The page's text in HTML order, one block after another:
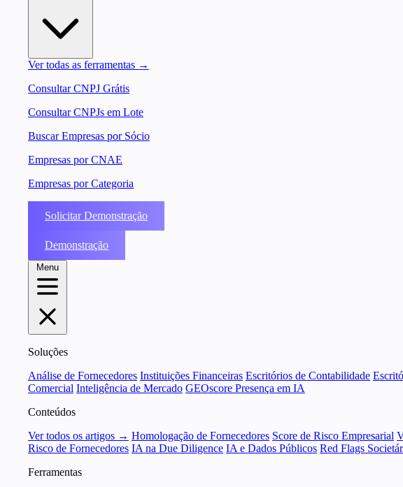
Ver todas as ferramentas →
Consultar CNPJ Grátis
Consultar CNPJs em Lote
Buscar Empresas por Sócio
Empresas por CNAE
Empresas por Categoria
Solicitar Demonstração
Demonstração
Menu
Soluções
Análise de Fornecedores Instituições Financeiras Escritórios de Contabilidade
Comercial Inteligência de Mercado GEOscore Presença em IA
Conteúdos
Ver todos os artigos → Homologação de Fornecedores Score de Risco Empresarial
Risco de Fornecedores IA na Due Diligence IA e Dados Públicos Red Flags
Ferramentas